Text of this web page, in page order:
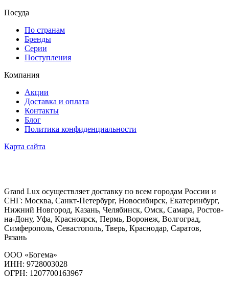
Посуда
По странам
Бренды
Серии
Поступления
Компания
Акции
Доставка и оплата
Контакты
Блог
Политика конфиденциальности
Карта сайта
Grand Lux осуществляет доставку по всем городам России и
СНГ: Москва, Санкт-Петербург, Новосибирск, Екатеринбург,
Нижний Новгород, Казань, Челябинск, Омск, Самара, Ростов-
на-Дону, Уфа, Красноярск, Пермь, Воронеж, Волгоград,
Симферополь, Севастополь, Тверь, Краснодар, Саратов,
Рязань
ООО «Богема»
ИНН: 9728003028
ОГРН: 1207700163967